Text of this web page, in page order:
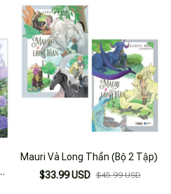
Mauri Và Long Thần (Bộ 2 Tập)
$33.99 USD $45.99 USD